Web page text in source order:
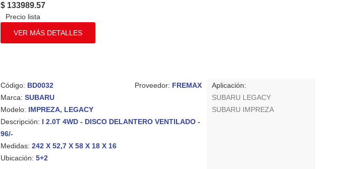
$ 133989.57
VER MÁS DETALLES
Código: BD0032 Proveedor: FREMAX
Marca:SUBARU
Modelo: IMPREZA, LEGACY
Descripción: I 2.0T 4WD - DISCO DELANTERO VENTILADO -
96/-
Medidas:242 X 52,7 X 58 X 18 X 16
Ubicación:5+2
Aplicación:
SUBARU LEGACY
SUBARU IMPREZA